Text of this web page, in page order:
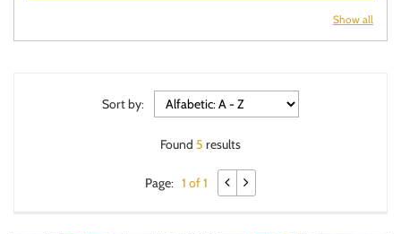
Show all
Sort by:
Found 5 results
Page: 1 of 1